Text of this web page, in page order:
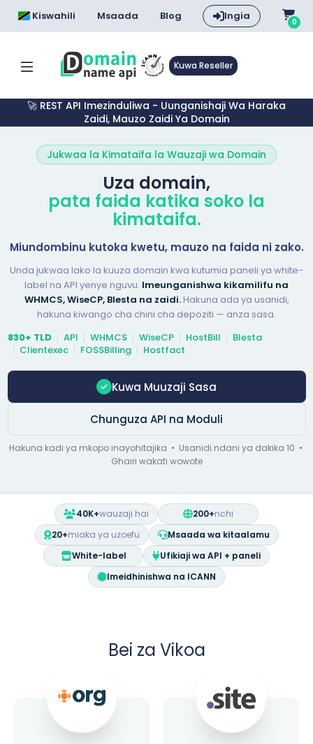
Kiswahili Msaada Blog Ingia 0
Kuwa Reseller
🚀 REST API Imezinduliwa - Uunganishaji Wa Haraka
Zaidi, Mauzo Zaidi Ya Domain
Jukwaa la Kimataifa la Wauzaji wa Domain
Uza domain,
pata faida katika soko la
kimataifa.
Miundombinu kutoka kwetu, mauzo na faida ni zako.
Unda jukwaa lako la kuuza domain kwa kutumia paneli ya white-
label na API yenye nguvu. Imeunganishwa kikamilifu na
WHMCS, WiseCP, Blesta na zaidi.Hakuna ada ya usanidi,
hakuna kiwango cha chini cha depoziti — anza sasa.
830+ TLD
API WHMCS WiseCP HostBill
Blesta
Clientexec
FOSSBilling Hostfact
Kuwa Muuzaji Sasa
Chunguza API na Moduli
Hakuna kadi ya mkopo inayohitajika • Usanidi ndani ya dakika 10 •
Ghairi wakati wowote
40K+wauzaji hai 200+nchi
20+miaka ya uzoefu
Msaada wa kitaalamu
White-label
Ufikiaji wa API + paneli
Imeidhinishwa na ICANN
Bei za Vikoa